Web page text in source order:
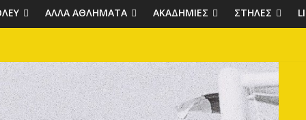
ΑΛΛΑ ΑΘΛΗΜΑΤΑ ΑΚΑΔΗΜΙΕΣ ΣΤΗΛΕΣ